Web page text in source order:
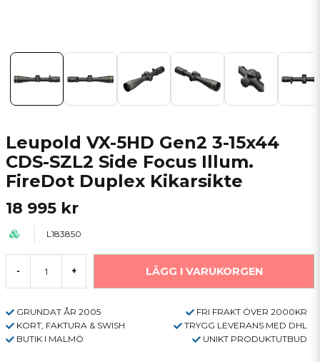
Leupold VX-5HD Gen2 3-15x44
CDS-SZL2 Side Focus Illum.
FireDot Duplex Kikarsikte
18 995 kr
L183850
- + LÄGG I VARUKORGEN
GRUNDAT ÅR 2005
FRI FRAKT ÖVER 2000KR
KORT, FAKTURA & SWISH
TRYGG LEVERANS MED DHL
BUTIK I MALMÖ
UNIKT PRODUKTUTBUD